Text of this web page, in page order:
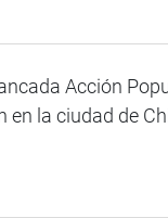
Acción
la ciudad de